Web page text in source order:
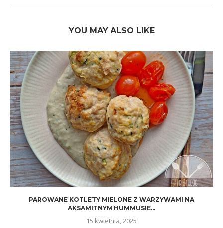
YOU MAY ALSO LIKE
PAROWANE KOTLETY MIELONE Z WARZYWAMI NA
AKSAMITNYM HUMMUSIE...
15 kwietnia, 2025